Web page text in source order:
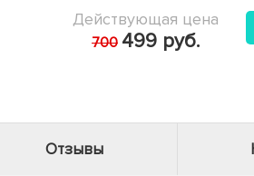
Действующая цена
700 499 руб.
Отзывы